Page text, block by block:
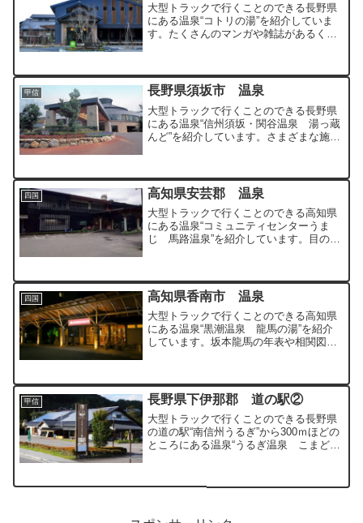
大型トラックで行くことのできる長野県
にある温泉“コトリの湯”を紹介していま
す。たくさんのマンガや雑誌があるくつ
甲信 長野県須坂市 温泉
大型トラックで行くことのできる長野県
にある温泉“信州須坂・関谷温泉 湯っ蔵
んど”を紹介しています。さまざまな施設
四国 高知県安芸郡 温泉
大型トラックで行くことのできる高知県
にある温泉“コミュニティセンターうま
じ 馬路温泉”を紹介しています。目の前
四国 高知県香南市 温泉
大型トラックで行くことのできる高知県
にある温泉“黒潮温泉 龍馬の湯”を紹介
しています。坂本龍馬の年表や相関図を
甲信 長野県下伊那郡 道の駅②
大型トラックで行くことのできる長野県
の道の駅“南信州うるぎ”から300ｍほどの
ところにある温泉“うるぎ温泉 こまどり
います。